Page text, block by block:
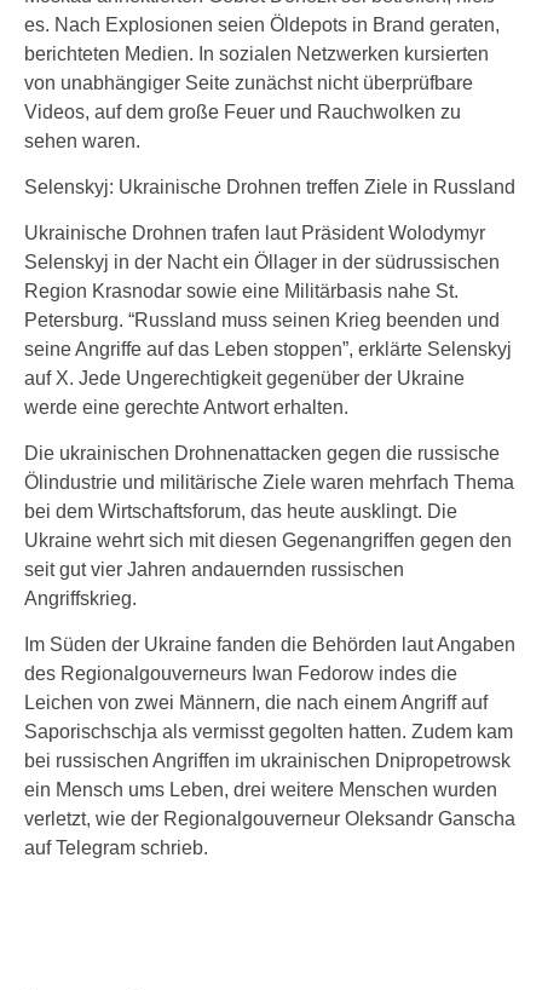
es. Nach Explosionen seien Öldepots in Brand geraten,
berichteten Medien. In sozialen Netzwerken kursierten
von unabhängiger Seite zunächst nicht überprüfbare
Videos, auf dem große Feuer und Rauchwolken zu
sehen waren.
Selenskyj: Ukrainische Drohnen treffen Ziele in Russland
Ukrainische Drohnen trafen laut Präsident Wolodymyr
Selenskyj in der Nacht ein Öllager in der südrussischen
Region Krasnodar sowie eine Militärbasis nahe St.
Petersburg. “Russland muss seinen Krieg beenden und
seine Angriffe auf das Leben stoppen”, erklärte Selenskyj
auf X. Jede Ungerechtigkeit gegenüber der Ukraine
werde eine gerechte Antwort erhalten.
Die ukrainischen Drohnenattacken gegen die russische
Ölindustrie und militärische Ziele waren mehrfach Thema
bei dem Wirtschaftsforum, das heute ausklingt. Die
Ukraine wehrt sich mit diesen Gegenangriffen gegen den
seit gut vier Jahren andauernden russischen
Angriffskrieg.
Im Süden der Ukraine fanden die Behörden laut Angaben
des Regionalgouverneurs Iwan Fedorow indes die
Leichen von zwei Männern, die nach einem Angriff auf
Saporischschja als vermisst gegolten hatten. Zudem kam
bei russischen Angriffen im ukrainischen Dnipropetrowsk
ein Mensch ums Leben, drei weitere Menschen wurden
verletzt, wie der Regionalgouverneur Oleksandr Ganscha
auf Telegram schrieb.